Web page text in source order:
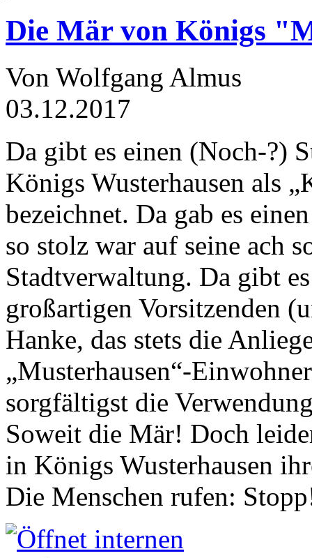
Die Mär von Königs
Von Wolfgang Almus
03.12.2017
Da gibt es einen (Noch-?)
Königs Wusterhausen als
bezeichnet. Da gab es
so stolz war auf seine ach
Stadtverwaltung. Da gibt
großartigen Vorsitzenden
Hanke, das stets die
„Musterhausen“-
sorgfältigst die
Soweit die Mär! Doch
in Königs Wusterhausen
Die Menschen rufen: